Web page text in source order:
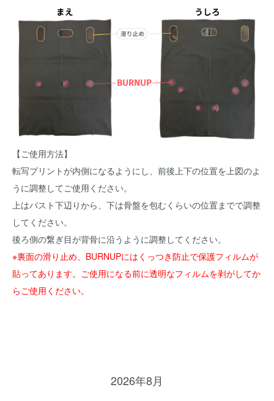
【ご使用方法】
転写プリントが内側になるようにし、前後上下の位置を上図のよ
うに調整してご使用ください。
上はバスト下辺りから、下は骨盤を包むくらいの位置までで調整
してください。
後ろ側の繋ぎ目が背骨に沿うように調整してください。
※裏面の滑り止め、BURNUPにはくっつき防止で保護フィルムが
貼ってあります。ご使用になる前に透明なフィルムを剥がしてか
らご使用ください。
2026年8月